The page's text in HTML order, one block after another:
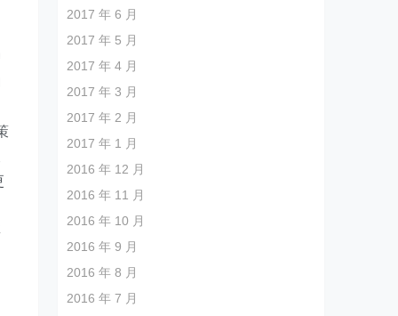
2017 年 6 月
2017 年 5 月
2017 年 4 月
2017 年 3 月
2017 年 2 月
2017 年 1 月
2016 年 12 月
2016 年 11 月
2016 年 10 月
2016 年 9 月
2016 年 8 月
2016 年 7 月